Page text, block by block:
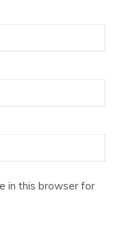
in this browser for